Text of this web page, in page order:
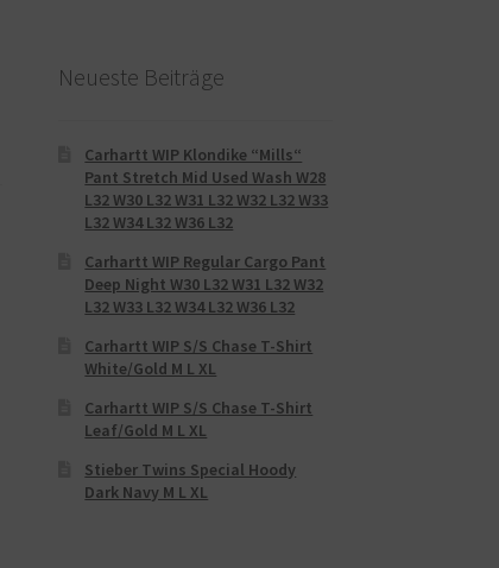
Neueste Beiträge
Carhartt WIP Klondike “Mills“
Pant Stretch Mid Used Wash W28
L32 W30 L32 W31 L32 W32 L32 W33
L32 W34 L32 W36 L32
Carhartt WIP Regular Cargo Pant
Deep Night W30 L32 W31 L32 W32
L32 W33 L32 W34 L32 W36 L32
Carhartt WIP S/S Chase T-Shirt
White/Gold M L XL
Carhartt WIP S/S Chase T-Shirt
Leaf/Gold M L XL
Stieber Twins Special Hoody
Dark Navy M L XL